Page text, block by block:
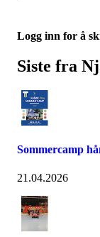
Logg inn for å
Siste fra
Sommercamp
21.04.2026